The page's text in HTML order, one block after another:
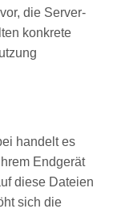
die Server-
konkrete
handelt es
Endgerät
diese Dateien
sich die